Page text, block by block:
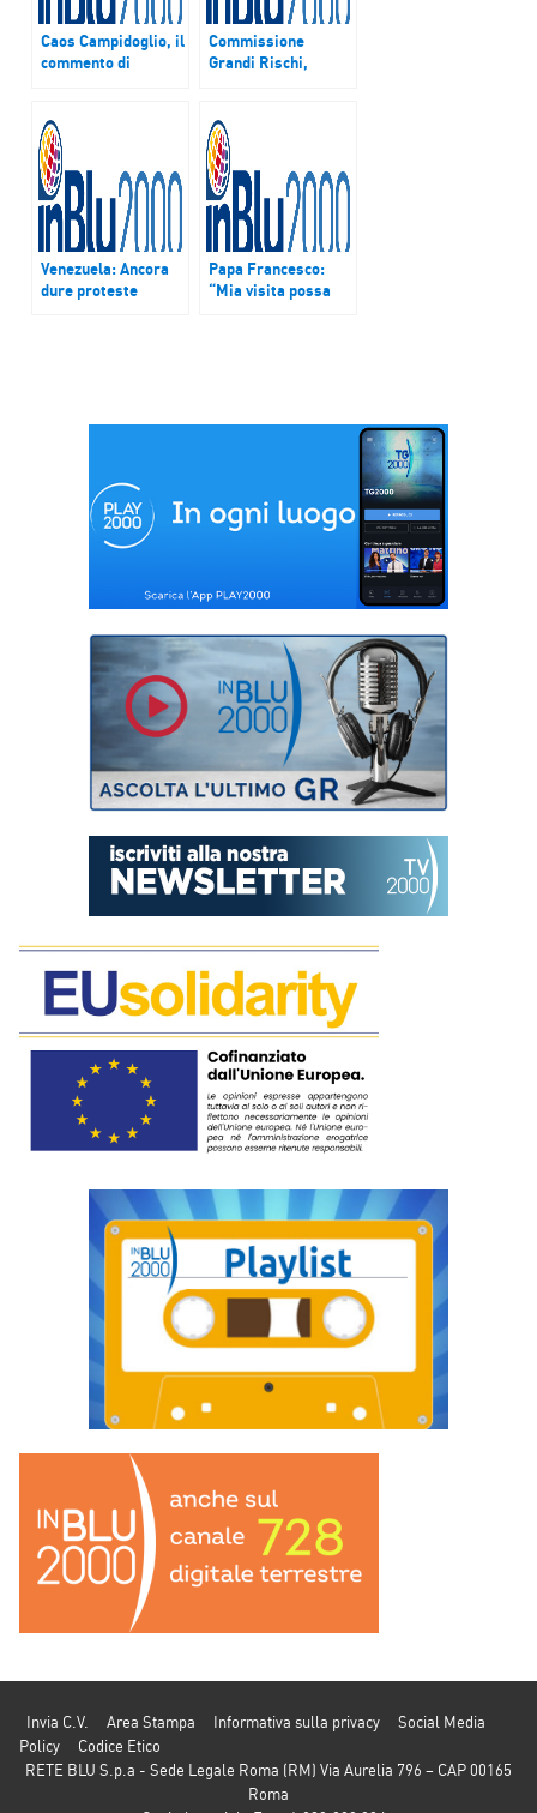
Caos Campidoglio, il
commento di
Commissione
Grandi Rischi,
situazione per
adottare gli
opportuni
provvedimenti
Venezuela: Ancora
dure proteste
Papa Francesco:
“Mia visita possa
Invia C.V. Area Stampa Informativa sulla privacy
Social Media
Policy
Codice Etico
RETE BLU S.p.a - Sede Legale Roma (RM) Via Aurelia 796 – CAP 00165
Roma